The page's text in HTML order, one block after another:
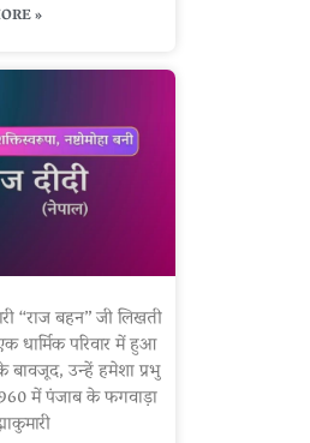
»
“राज बहन” जी लिखती
धार्मिक परिवार में हुआ
उन्हें हमेशा प्रभु
में पंजाब के फगवाड़ा